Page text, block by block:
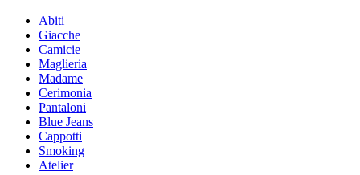
Abiti
Giacche
Camicie
Maglieria
Madame
Cerimonia
Pantaloni
Blue Jeans
Cappotti
Smoking
Atelier